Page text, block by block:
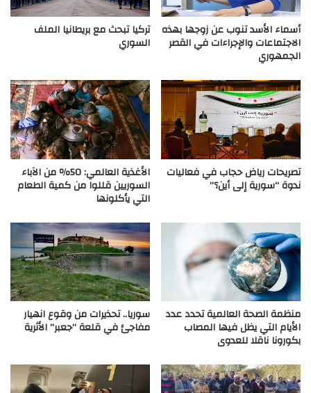
أسماء الأسد تنوب عن زوجها بهذه
الاجتماعات والإجراءات في القصر
الجمهوري
تركيا تبحث مع بريطانيا الملف
السوري
تصريحات رياض حجاب في فعاليات
ندوة “سورية إلى أين؟”
الأغذية العالمي: 50٪ من الآباء
السوريين قللوا من كمية الطعام
التي يأكلونها
منظمة الصحة العالمية تحدد عدد
الأيام التي يظل فيها المصاب
بكورونا ناقلا للعدوى
سوريا.. تحذيرات من وقوع انهيار
مفاجئ في قلعة “جعبر” الأثرية